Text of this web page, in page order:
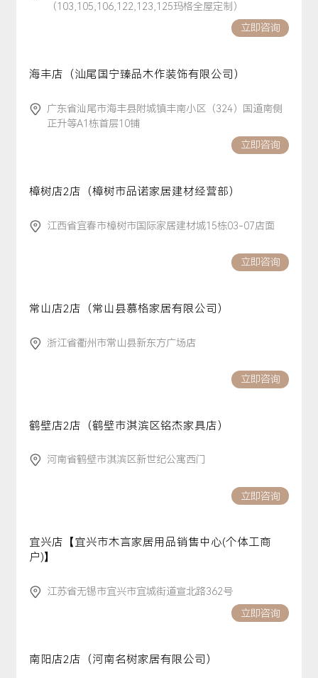
（103,105,106,122,123,125玛格全屋定制）
立即咨询
海丰店（汕尾国宁臻品木作装饰有限公司）
广东省汕尾市海丰县附城镇丰南小区（324）国道南侧
正升等A1栋首层10铺
立即咨询
樟树店2店（樟树市品诺家居建材经营部）
江西省宜春市樟树市国际家居建材城15栋03-07店面
立即咨询
常山店2店（常山县慕格家居有限公司）
浙江省衢州市常山县新东方广场店
立即咨询
鹤壁店2店（鹤壁市淇滨区铭杰家具店）
河南省鹤壁市淇滨区新世纪公寓西门
立即咨询
宜兴店【宜兴市木言家居用品销售中心(个体工商
户)】
江苏省无锡市宜兴市宜城街道宣北路362号
立即咨询
南阳店2店（河南名树家居有限公司）